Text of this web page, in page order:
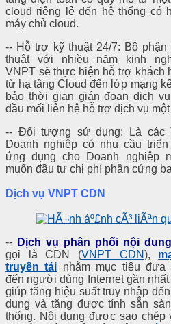
cloud riêng lẻ đến hệ thống có
máy chủ cloud.
-- Hỗ trợ kỹ thuật 24/7: Bộ
thuật với nhiều năm kinh
VNPT sẽ thực hiện hỗ trợ khách
từ hạ tầng Cloud đến lớp mạng
bảo thời gian gián đoạn dịch
đầu mối liên hệ hỗ trợ dịch vụ
-- Đối tượng sử dụng: Là các
Doanh nghiệp có nhu cầu
ứng dụng cho Doanh nghiệp
muốn đầu tư chi phí phần cứng
Dịch vụ VNPT CDN
-- Dịch vụ phân phối nội dung
gọi là CDN (VNPT CDN),
truyền tải nhằm mục tiêu đưa
đến người dùng Internet gần
giúp tăng hiệu suất truy nhập
dung và tăng được tính sẵn
thống. Nội dung được sao chép